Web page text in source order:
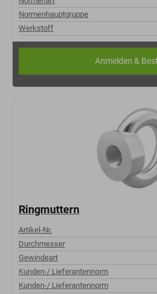
Normenhauptgruppe
Werkstoff
Ringmuttern
Artikel-Nr.
Durchmesser
Gewindeart
Kunden-/ Lieferantennorm
Kunden-/ Lieferantennorm